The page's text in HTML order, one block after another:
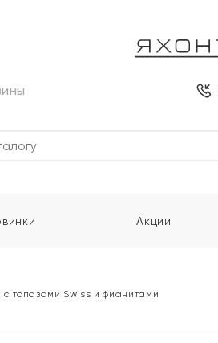
Акции
топазами Swiss и фианитами